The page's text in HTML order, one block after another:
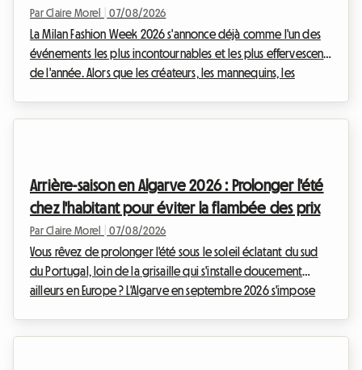
Par Claire Morel 07/08/2026
La Milan Fashion Week 2026 s'annonce déjà comme l'un des
événements les plus incontournables et les plus effervescents
de l'année. Alors que les créateurs, les mannequins, les
du combattant lors de ces périodes de ...
Arrière-saison en Algarve 2026 : Prolonger l'été
chez l'habitant pour éviter la flambée des prix
Par Claire Morel 07/08/2026
Vous rêvez de prolonger l'été sous le soleil éclatant du sud
du Portugal, loin de la grisaille qui s'installe doucement
ailleurs en Europe ? L'Algarve en septembre 2026 s'impose